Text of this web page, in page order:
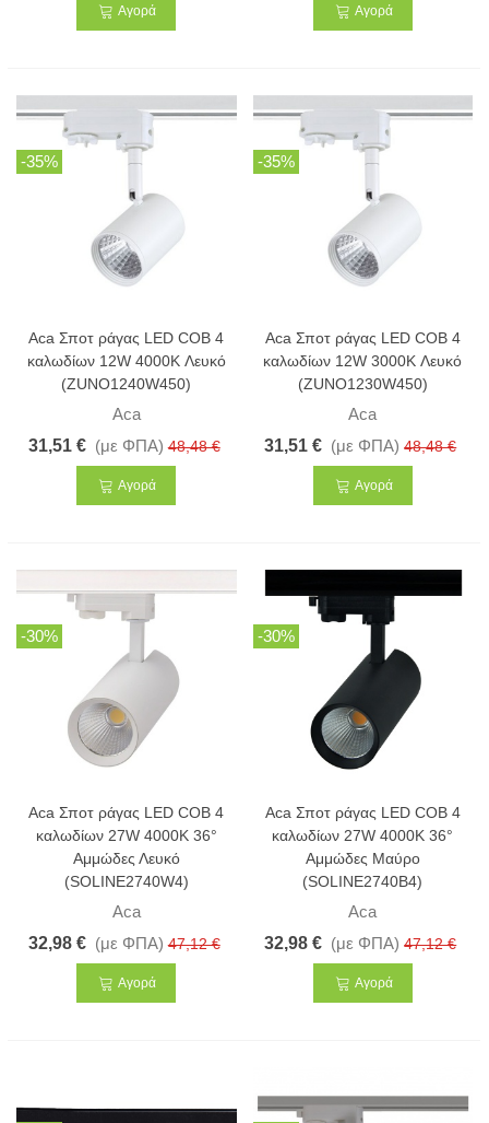
Αγορά Αγορά
-35%
Aca Σποτ ράγας LED COB 4
καλωδίων 12W 4000K Λευκό
(ZUNO1240W450)
Aca
31,51 € (με ΦΠΑ) 48,48 €
Αγορά
-35%
Aca Σποτ ράγας LED COB 4
καλωδίων 12W 3000K Λευκό
(ZUNO1230W450)
Aca
31,51 € (με ΦΠΑ) 48,48 €
Αγορά
-30%
Aca Σποτ ράγας LED COB 4
καλωδίων 27W 4000K 36°
Αμμώδες Λευκό
(SOLINE2740W4)
Aca
32,98 € (με ΦΠΑ) 47,12 €
Αγορά
-30%
Aca Σποτ ράγας LED COB 4
καλωδίων 27W 4000K 36°
Αμμώδες Μαύρο
(SOLINE2740B4)
Aca
32,98 € (με ΦΠΑ) 47,12 €
Αγορά